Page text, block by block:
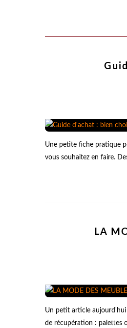
Une petite fiche pratique
vous souhaitez en faire.
LA
Un petit article
de récupération : palettes